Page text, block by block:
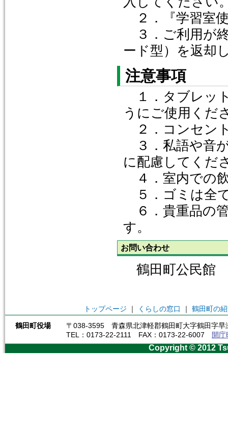
２．『学習室
３．ご利用が
ード型）を返却
注意事項
１．タブレッ
うにご使用くだ
２．コンセン
３．私語や音
に配慮してくだ
４．室内での
５．ゴミは全
６．貴重品の
す。
お問い合わせ
鶴田町公民館
トップページ ｜ くらしの窓口 ｜ 鶴田町の
鶴田町役場
〒038-3595 青森県北津軽郡鶴田町大字鶴田字早
TEL：0173-22-2111 FAX：0173-22-6007
開
Copyright © 2012